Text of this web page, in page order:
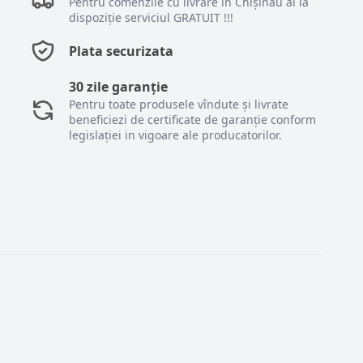
dispoziție serviciul GRATUIT !!!
Plata securizata
30 zile garanție
Pentru toate produsele vîndute și livrate
beneficiezi de certificate de garanție conform
legislației in vigoare ale producatorilor.